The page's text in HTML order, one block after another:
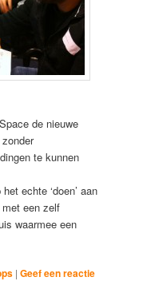
de nieuwe
te kunnen
echte ‘doen’ aan
een zelf
waarmee een
|Geef een reactie